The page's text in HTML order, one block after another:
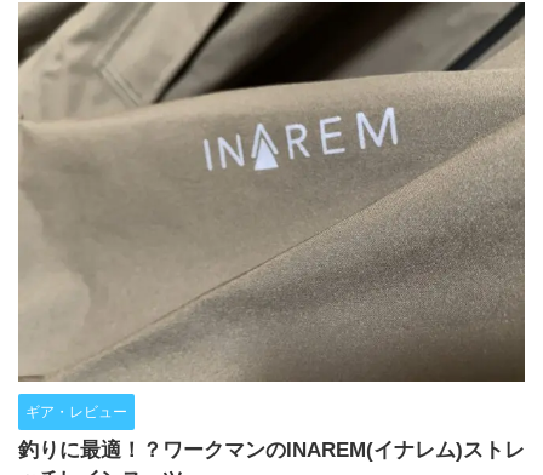
ギア・レビュー
釣りに最適！？ワークマンのINAREM(イナレム)ストレ